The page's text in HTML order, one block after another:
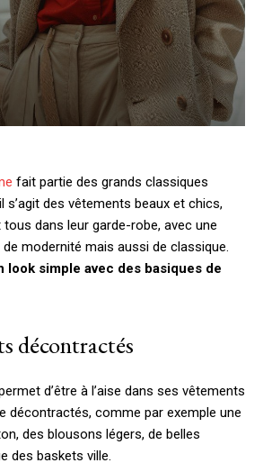
fait partie des grands classiques
s’agit des vêtements beaux et chics,
dans leur garde-robe, avec une
modernité mais aussi de classique.
look simple avec des basiques de
décontractés
d’être à l’aise dans ses vêtements
décontractés, comme par exemple une
des blousons légers, de belles
des baskets ville.